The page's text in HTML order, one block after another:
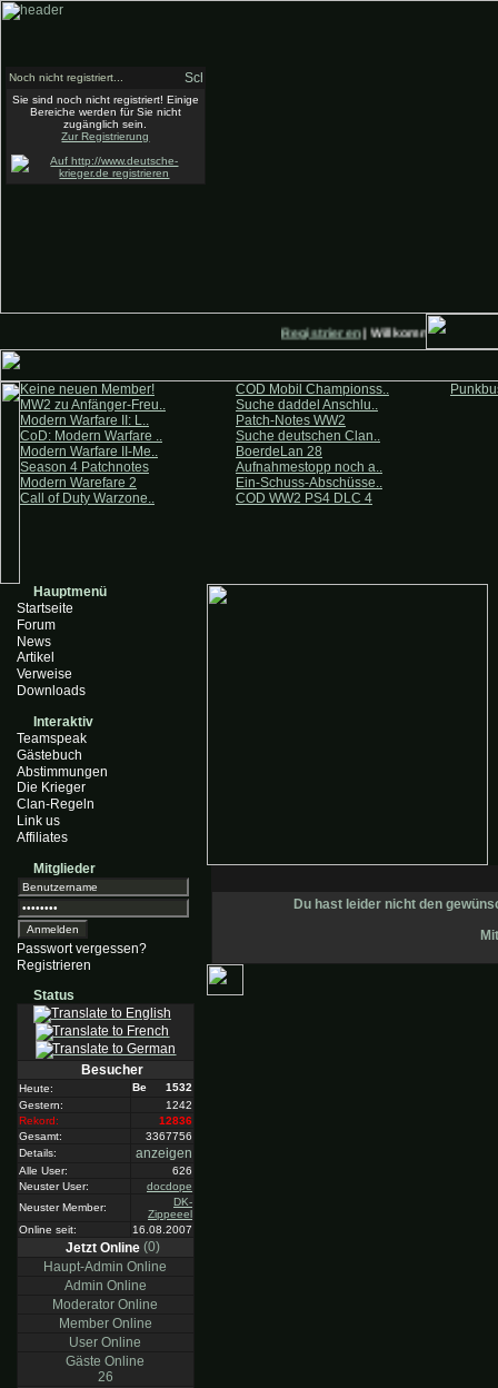
Registrieren| Willkommen auf
Keine neuen Member!
MW2 zu Anfänger-Freu..
Modern Warfare II: L..
CoD: Modern Warfare ..
Modern Warfare II-Me..
Season 4 Patchnotes
Modern Warefare 2
Call of Duty Warzone..
COD Mobil Championss..
Suche daddel Anschlu..
Patch-Notes WW2
Suche deutschen Clan..
BoerdeLan 28
Aufnahmestopp noch a..
Ein-Schuss-Abschüsse..
COD WW2 PS4 DLC 4
Hauptmenü
Startseite
Forum
News
Artikel
Verweise
Downloads
Interaktiv
Teamspeak
Gästebuch
Abstimmungen
Die Krieger
Clan-Regeln
Link us
Affiliates
Mitglieder
Passwort vergessen?
Registrieren
Status
Besucher
Heute:
1532
Gestern:
1242
Rekord:
12836
Gesamt:
3367756
Details:
anzeigen
Alle User:
626
Neuster User:
docdope
Neuster Member:
DK-
Zippeeel
Online seit:
16.08.2007
Jetzt Online (0)
Haupt-Admin Online
Admin Online
Moderator Online
Member Online
User Online
Gäste Online
26
Du hast leider nicht den
Noch nicht registriert...
Sie sind noch nicht registriert! Einige
Bereiche werden für Sie nicht
zugänglich sein.
Zur Registrierung